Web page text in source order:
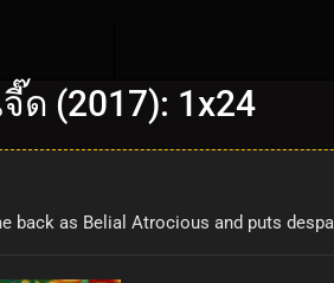
ด (2017): 1x24
back as Belial Atrocious and puts